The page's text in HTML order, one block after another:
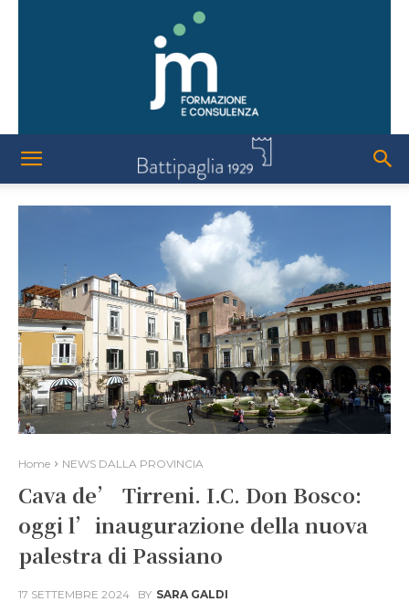
Home NEWS DALLA PROVINCIA
Cava de’ Tirreni. I.C. Don Bosco:
oggi l’inaugurazione della nuova
palestra di Passiano
17 SETTEMBRE 2024 BY SARA GALDI